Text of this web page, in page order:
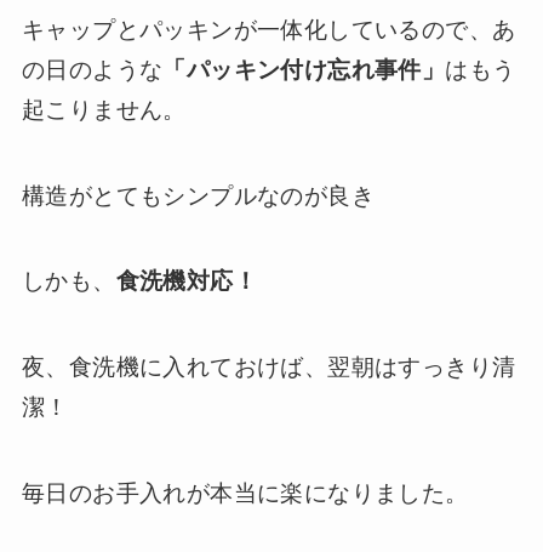
キャップとパッキンが一体化しているので、あ
の日のような 「パッキン付け忘れ事件」 はもう
起こりません。
構造がとてもシンプルなのが良き
しかも、 食洗機対応！
夜、食洗機に入れておけば、翌朝はすっきり清
潔！
毎日のお手入れが本当に楽になりました。